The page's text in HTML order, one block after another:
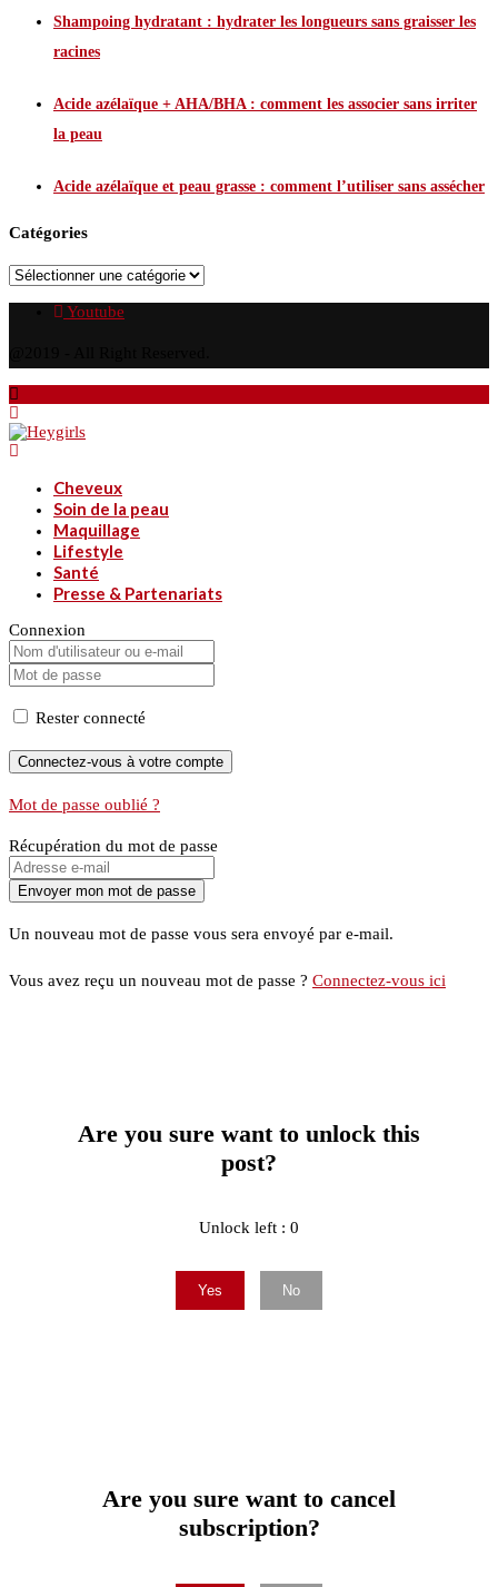
Shampoing hydratant : hydrater les longueurs sans graisser les
racines
Acide azélaïque + AHA/BHA : comment les associer sans irriter
la peau
Acide azélaïque et peau grasse : comment l’utiliser sans assécher
Catégories
Youtube
Cheveux
Soin de la peau
Maquillage
Lifestyle
Santé
Presse & Partenariats
Connexion
Rester connecté
Mot de passe oublié ?
Récupération du mot de passe
Un nouveau mot de passe vous sera envoyé par e-mail.
Vous avez reçu un nouveau mot de passe ? Connectez-vous ici
Are you sure want to unlock this
post?
Unlock left : 0
Yes No
Are you sure want to cancel
subscription?